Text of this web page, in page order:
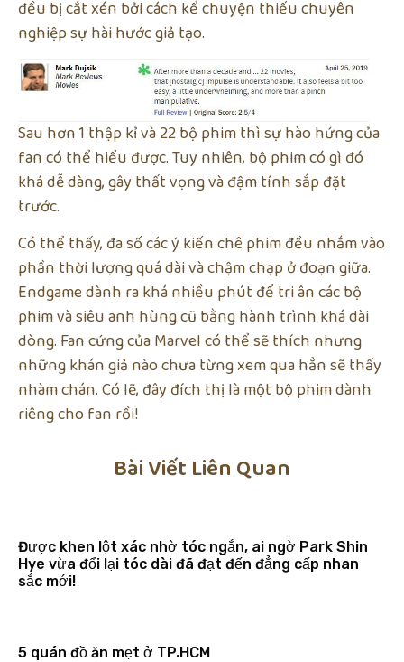
đều bị cắt xén bởi cách kể chuyện thiếu chuyên
nghiệp sự hài hước giả tạo.
Sau hơn 1 thập kỉ và 22 bộ phim thì sự hào hứng của
fan có thể hiểu được. Tuy nhiên, bộ phim có gì đó
khá dễ dàng, gây thất vọng và đậm tính sắp đặt
trước.
Có thể thấy, đa số các ý kiến chê phim đều nhắm vào
phần thời lượng quá dài và chậm chạp ở đoạn giữa.
Endgame dành ra khá nhiều phút để tri ân các bộ
phim và siêu anh hùng cũ bằng hành trình khá dài
dòng. Fan cứng của Marvel có thể sẽ thích nhưng
những khán giả nào chưa từng xem qua hẳn sẽ thấy
nhàm chán. Có lẽ, đây đích thị là một bộ phim dành
riêng cho fan rồi!
Bài Viết Liên Quan
Được khen lột xác nhờ tóc ngắn, ai ngờ Park Shin
Hye vừa đổi lại tóc dài đã đạt đến đẳng cấp nhan
sắc mới!
5 quán đồ ăn mẹt ở TP.HCM